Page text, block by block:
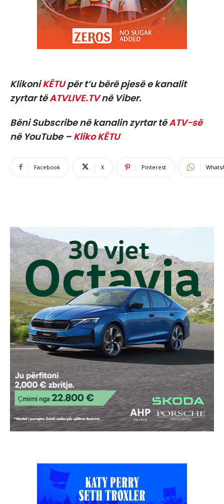
KlikoniKËTUpër t’u bërë pjesë e kanalit
zyrtar tëATVLIVE.TVnë Viber.
Bëni Subscribe në kanalin zyrtar tëATV-së
në YouTube – Kliko KËTU
Facebook X Pinterest